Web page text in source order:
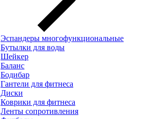
Эспандеры многофункциональные
Бутылки для воды
Шейкер
Баланс
Бодибар
Гантели для фитнеса
Диски
Коврики для фитнеса
Ленты сопротивления